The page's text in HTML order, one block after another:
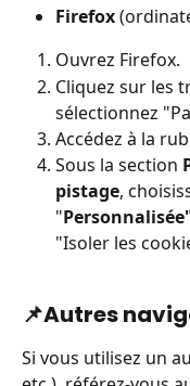
Firefox
Ouvrez Firefox.
Cliquez sur les
sélectionnez
Accédez à la
Sous la section
pistage,
"
"Isoler les
📌Autres
Si vous utilisez un